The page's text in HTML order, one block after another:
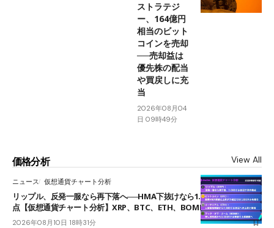
ストラテジ
ー、164億円
相当のビット
コインを売却
──売却益は
優先株の配当
や買戻しに充
当
2026年08月04
日 09時49分
価格分析 View All
ニュース 仮想通貨チャート分析
リップル、反発一服なら再下落へ──HMA下抜けなら1.008ドルが次の焦
点【仮想通貨チャート分析】XRP、BTC、ETH、BOME
2026年08月10日 18時31分